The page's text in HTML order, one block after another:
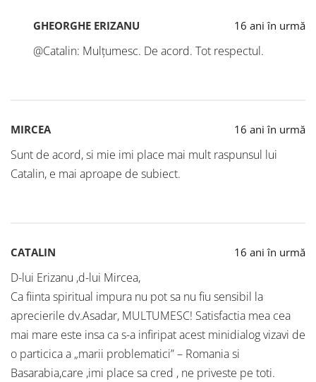
GHEORGHE ERIZANU 16 ani în urmă
@Catalin: Mulțumesc. De acord. Tot respectul.
MIRCEA 16 ani în urmă
Sunt de acord, si mie imi place mai mult raspunsul lui
Catalin, e mai aproape de subiect.
CATALIN 16 ani în urmă
D-lui Erizanu ,d-lui Mircea,
Ca fiinta spiritual impura nu pot sa nu fiu sensibil la
aprecierile dv.Asadar, MULTUMESC! Satisfactia mea cea
mai mare este insa ca s-a infiripat acest minidialog vizavi de
o particica a „marii problematici” – Romania si
Basarabia,care ,imi place sa cred , ne priveste pe toti.